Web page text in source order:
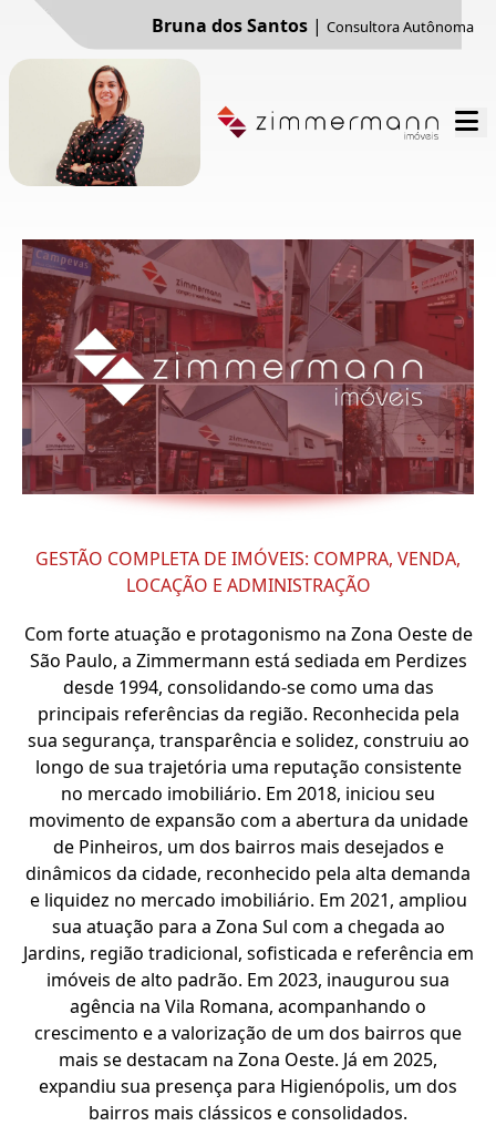
Bruna dos Santos | Consultora Autônoma
GESTÃO COMPLETA DE IMÓVEIS: COMPRA, VENDA,
LOCAÇÃO E ADMINISTRAÇÃO
Com forte atuação e protagonismo na Zona Oeste de
São Paulo, a Zimmermann está sediada em Perdizes
desde 1994, consolidando-se como uma das
principais referências da região. Reconhecida pela
sua segurança, transparência e solidez, construiu ao
longo de sua trajetória uma reputação consistente
no mercado imobiliário. Em 2018, iniciou seu
movimento de expansão com a abertura da unidade
de Pinheiros, um dos bairros mais desejados e
dinâmicos da cidade, reconhecido pela alta demanda
e liquidez no mercado imobiliário. Em 2021, ampliou
sua atuação para a Zona Sul com a chegada ao
Jardins, região tradicional, sofisticada e referência em
imóveis de alto padrão. Em 2023, inaugurou sua
agência na Vila Romana, acompanhando o
crescimento e a valorização de um dos bairros que
mais se destacam na Zona Oeste. Já em 2025,
expandiu sua presença para Higienópolis, um dos
bairros mais clássicos e consolidados.